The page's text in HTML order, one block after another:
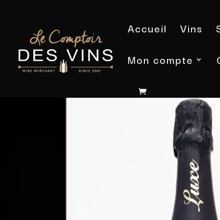
Accueil Vins
Mon compte